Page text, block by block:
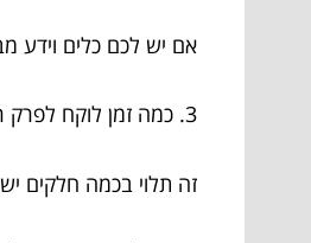
אם יש לכם כלים וידע
3. כמה זמן לוקח לפרק רכב?
זה תלוי בכמה חלקים